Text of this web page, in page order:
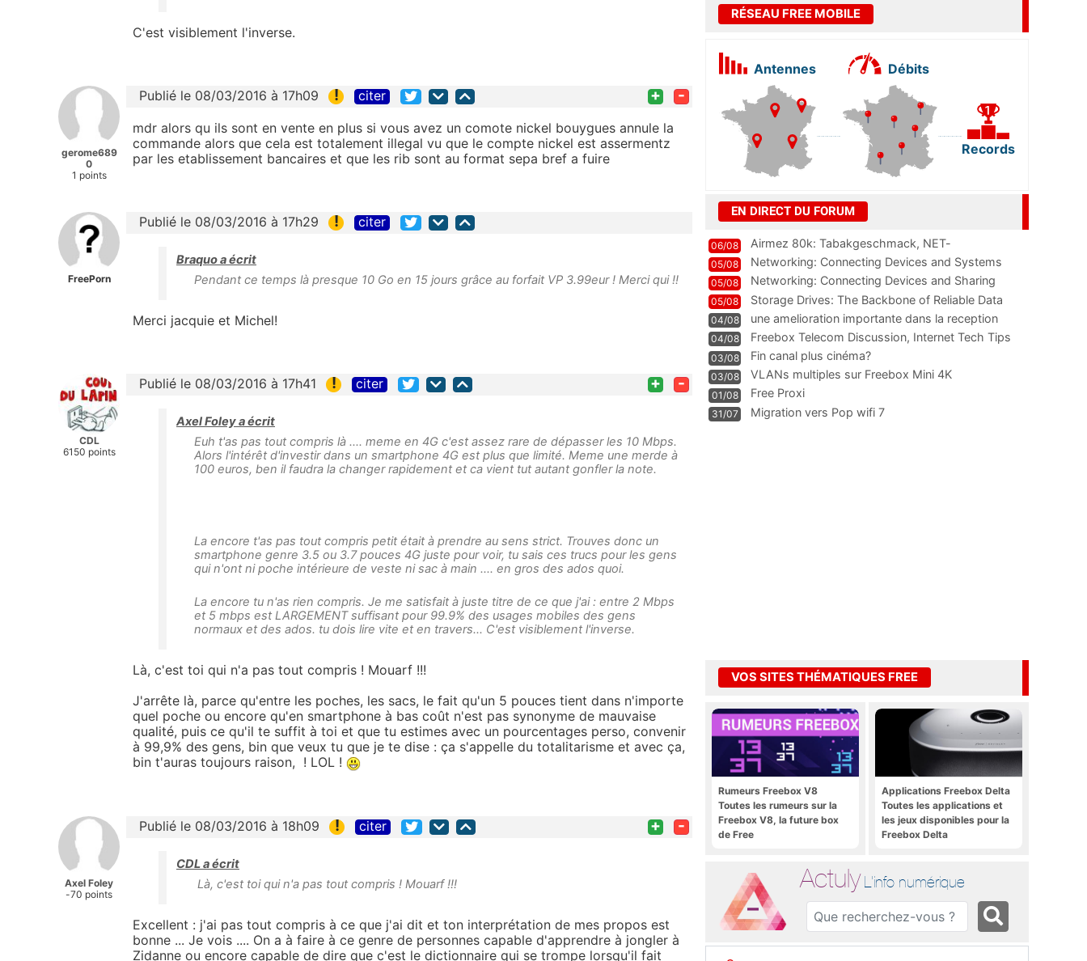
C'est visiblement l'inverse.
gerome689
0
1 points
Publié le 08/03/2016 à 17h09 ! citer + -
mdr alors qu ils sont en vente en plus si vous avez un comote nickel bouygues annule la
commande alors que cela est totalement illegal vu que le compte nickel est assermentz
par les etablissement bancaires et que les rib sont au format sepa bref a fuire
FreePorn
Publié le 08/03/2016 à 17h29 ! citer
Braquo a écrit
Pendant ce temps là presque 10 Go en 15 jours grâce au forfait VP 3.99eur ! Merci qui !!
Merci jacquie et Michel!
CDL
6150 points
Publié le 08/03/2016 à 17h41 ! citer + -
Axel Foley a écrit
Euh t'as pas tout compris là .... meme en 4G c'est assez rare de dépasser les 10 Mbps.
Alors l'intérêt d'investir dans un smartphone 4G est plus que limité. Meme une merde à
100 euros, ben il faudra la changer rapidement et ca vient tut autant gonfler la note.
La encore t'as pas tout compris petit était à prendre au sens strict. Trouves donc un
smartphone genre 3.5 ou 3.7 pouces 4G juste pour voir, tu sais ces trucs pour les gens
qui n'ont ni poche intérieure de veste ni sac à main .... en gros des ados quoi.
La encore tu n'as rien compris. Je me satisfait à juste titre de ce que j'ai : entre 2 Mbps
et 5 mbps est LARGEMENT suffisant pour 99.9% des usages mobiles des gens
normaux et des ados. tu dois lire vite et en travers... C'est visiblement l'inverse.
Là, c'est toi qui n'a pas tout compris ! Mouarf !!!
J'arrête là, parce qu'entre les poches, les sacs, le fait qu'un 5 pouces tient dans n'importe
quel poche ou encore qu'en smartphone à bas coût n'est pas synonyme de mauvaise
qualité, puis ce qu'il te suffit à toi et que tu estimes avec un pourcentages perso, convenir
à 99,9% des gens, bin que veux tu que je te dise : ça s'appelle du totalitarisme et avec ça,
bin t'auras toujours raison, ! LOL !
Axel Foley
-70 points
Publié le 08/03/2016 à 18h09 ! citer + -
CDL a écrit
Là, c'est toi qui n'a pas tout compris ! Mouarf !!!
Excellent : j'ai pas tout compris à ce que j'ai dit et ton interprétation de mes propos est
bonne ... Je vois .... On a à faire à ce genre de personnes capable d'apprendre à jongler à
Zidanne ou encore capable de dire que c'est le dictionnaire qui se trompe lorsqu'il fait
RÉSEAU FREE MOBILE
Antennes Débits
Records
EN DIRECT DU FORUM
06/08
Airmez 80k: Tabakgeschmack, NET-
Technologie und Leistung im
05/08 Networking: Connecting Devices and Systems
05/08
Networking: Connecting Devices and Sharing
Information
05/08
Storage Drives: The Backbone of Reliable Data
Management
04/08
une amelioration importante dans la reception
WIFI
04/08
Freebox Telecom Discussion, Internet Tech Tips
Communi
03/08 Fin canal plus cinéma?
03/08 VLANs multiples sur Freebox Mini 4K
01/08 Free Proxi
31/07 Migration vers Pop wifi 7
VOS SITES THÉMATIQUES FREE
Rumeurs Freebox V8
Toutes les rumeurs sur la
Freebox V8, la future box
de Free
Applications Freebox Delta
Toutes les applications et
les jeux disponibles pour la
Freebox Delta
Actuly L'info numérique